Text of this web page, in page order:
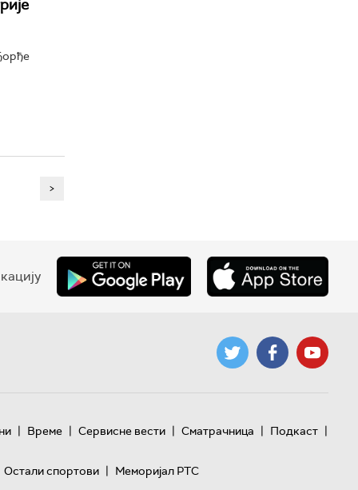
>
| Време | Сервисне вести | Сматрачница | Подкаст |
Остали спортови | Меморијал РТС